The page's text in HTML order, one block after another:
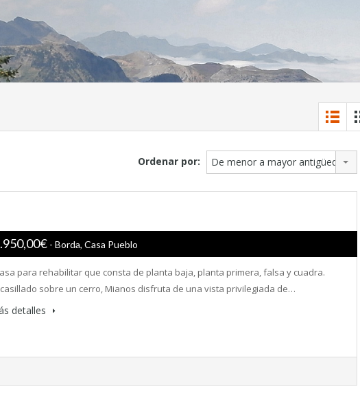
Ordenar por: De menor a mayor antigüedad
- Borda, Casa Pueblo
para rehabilitar que consta de planta baja, planta primera, falsa y cuadra.
sobre un cerro, Mianos disfruta de una vista privilegiada de…
detalles